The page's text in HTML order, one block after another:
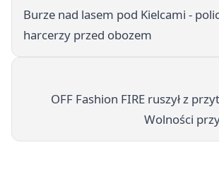
Burze nad lasem pod Kielcami -
harcerzy przed obozem
OFF Fashion FIRE ruszył z
Wolności